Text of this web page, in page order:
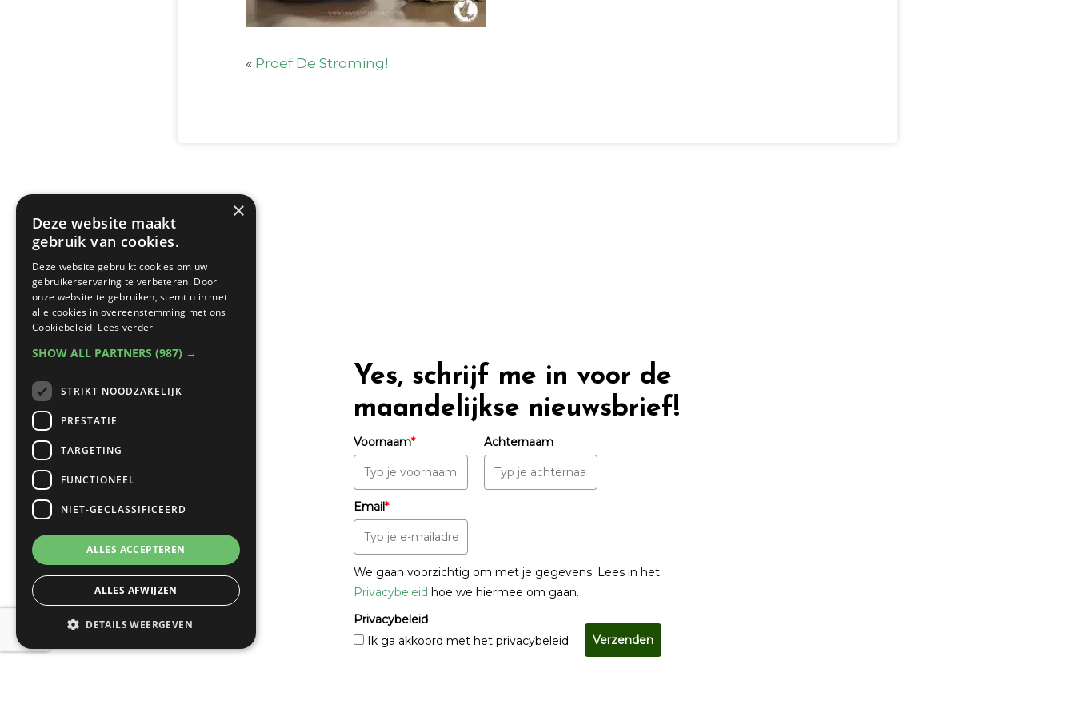
« Proef De Stroming!
Yes, schrijf me in voor de
maandelijkse nieuwsbrief!
Voornaam* Achternaam
Email*
We gaan voorzichtig om met je gegevens. Lees in het
Privacybeleid hoe we hiermee om gaan.
Privacybeleid
Ik ga akkoord met het privacybeleid
Verzenden
×
Deze website maakt
gebruik van cookies.
Deze website gebruikt cookies om uw
gebruikerservaring te verbeteren. Door
onze website te gebruiken, stemt u in met
alle cookies in overeenstemming met ons
Cookiebeleid. Lees verder
SHOW ALL PARTNERS (987) →
STRIKT NOODZAKELIJK
PRESTATIE
TARGETING
FUNCTIONEEL
NIET-GECLASSIFICEERD
ALLES ACCEPTEREN
ALLES AFWIJZEN
DETAILS WEERGEVEN